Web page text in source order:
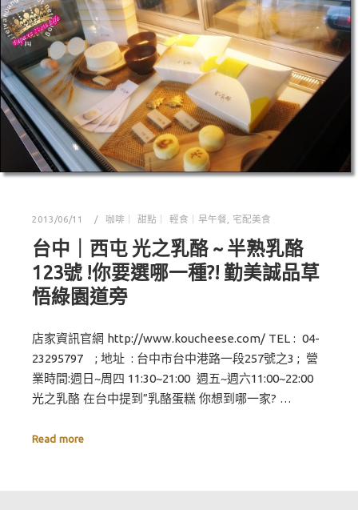
2013/06/11 咖啡｜ 甜點｜ 輕食｜早午餐 宅配美食
台中｜西屯 光之乳酪 ~ 半熟乳酪
123號 !你要選哪一種?! 勤美誠品草
悟綠園道旁
店家資訊官網 http://www.koucheese.com/ TEL : 04-
23295797 ; 地址 : 台中市台中港路一段257號之3 ; 營
業時間:週日~周四 11:30~21:00 週五~週六11:00~22:00
光之乳酪 在台中提到”乳酪蛋糕 你想到哪一家? …
Read more